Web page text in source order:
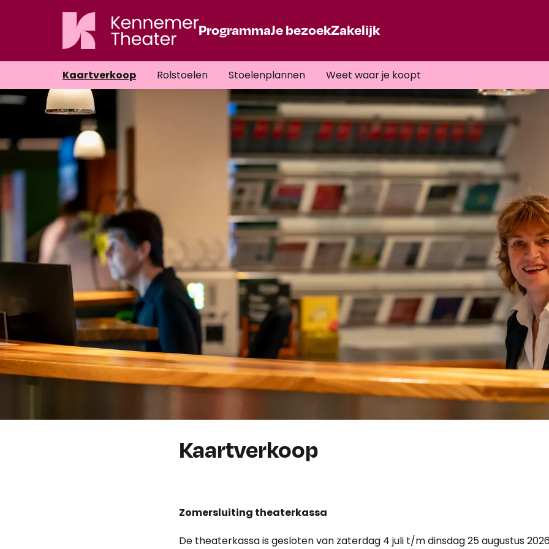
ProgrammaJe bezoekZakelijk
Kaartverkoop Rolstoelen Stoelenplannen Weet waar je koopt
Kaartverkoop
Zomersluiting theaterkassa
De theaterkassa is gesloten van zaterdag 4 juli t/m dinsdag 25 augustus